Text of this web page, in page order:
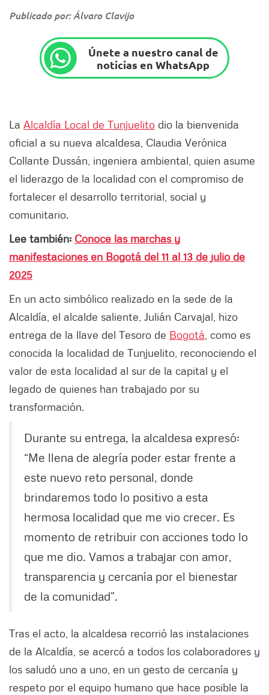
Publicado por: Álvaro Clavijo
Únete a nuestro canal de
noticias en WhatsApp
La Alcaldía Local de Tunjuelito dio la bienvenida
oficial a su nueva alcaldesa, Claudia Verónica
Collante Dussán, ingeniera ambiental, quien asume
el liderazgo de la localidad con el compromiso de
fortalecer el desarrollo territorial, social y
comunitario.
Lee también: Conoce las marchas y
manifestaciones en Bogotá del 11 al 13 de julio de
2025
En un acto simbólico realizado en la sede de la
Alcaldía, el alcalde saliente, Julián Carvajal, hizo
entrega de la llave del Tesoro de Bogotá , como es
conocida la localidad de Tunjuelito, reconociendo el
valor de esta localidad al sur de la capital y el
legado de quienes han trabajado por su
transformación.
Durante su entrega, la alcaldesa expresó:
“Me llena de alegría poder estar frente a
este nuevo reto personal, donde
brindaremos todo lo positivo a esta
hermosa localidad que me vio crecer. Es
momento de retribuir con acciones todo lo
que me dio. Vamos a trabajar con amor,
transparencia y cercanía por el bienestar
de la comunidad”.
Tras el acto, la alcaldesa recorrió las instalaciones
de la Alcaldía, se acercó a todos los colaboradores y
los saludó uno a uno, en un gesto de cercanía y
respeto por el equipo humano que hace posible la